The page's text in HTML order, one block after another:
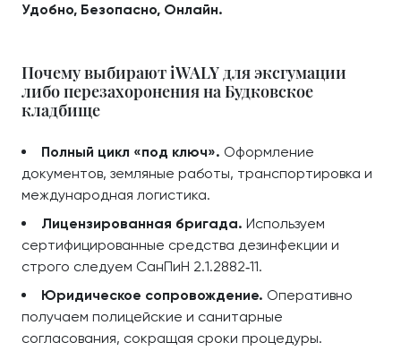
Удобно, Безопасно, Онлайн.
Почему выбирают iWALY для эксгумации
либо перезахоронения на Будковское
кладбище
Полный цикл «под ключ». Оформление
документов, земляные работы, транспортировка и
международная логистика.
Лицензированная бригада. Используем
сертифицированные средства дезинфекции и
строго следуем СанПиН 2.1.2882‑11.
Юридическое сопровождение. Оперативно
получаем полицейские и санитарные
согласования, сокращая сроки процедуры.